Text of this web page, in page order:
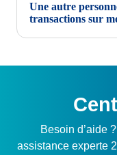
Une autre
transactions sur
Besoin d’aide
assistance experte